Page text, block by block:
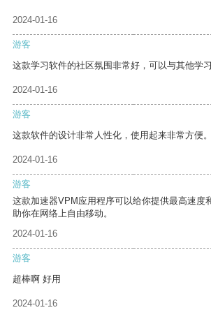
2024-01-16
游客
这款学习软件的社区氛围非常好，可以与其他学
2024-01-16
游客
这款软件的设计非常人性化，使用起来非常方便。
2024-01-16
游客
这款加速器VPM应用程序可以给你提供最高速度
助你在网络上自由移动。
2024-01-16
游客
超棒啊 好用
2024-01-16